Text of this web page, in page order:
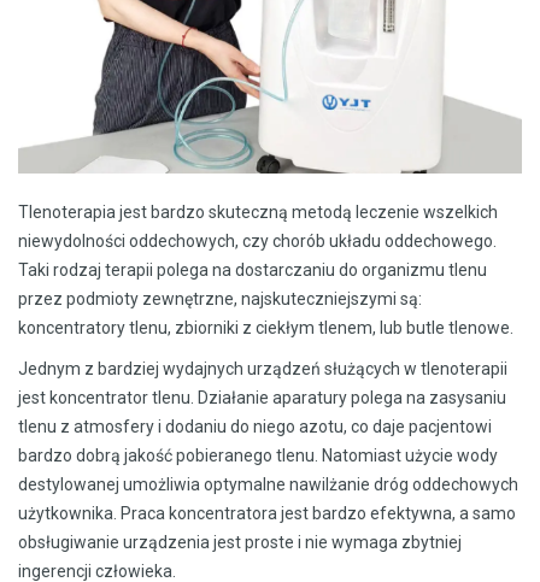
Tlenoterapia jest bardzo skuteczną metodą leczenie wszelkich
niewydolności oddechowych, czy chorób układu oddechowego.
Taki rodzaj terapii polega na dostarczaniu do organizmu tlenu
przez podmioty zewnętrzne, najskuteczniejszymi są:
koncentratory tlenu, zbiorniki z ciekłym tlenem, lub butle tlenowe.
Jednym z bardziej wydajnych urządzeń służących w tlenoterapii
jest koncentrator tlenu. Działanie aparatury polega na zasysaniu
tlenu z atmosfery i dodaniu do niego azotu, co daje pacjentowi
bardzo dobrą jakość pobieranego tlenu. Natomiast użycie wody
destylowanej umożliwia optymalne nawilżanie dróg oddechowych
użytkownika. Praca koncentratora jest bardzo efektywna, a samo
obsługiwanie urządzenia jest proste i nie wymaga zbytniej
ingerencji człowieka.